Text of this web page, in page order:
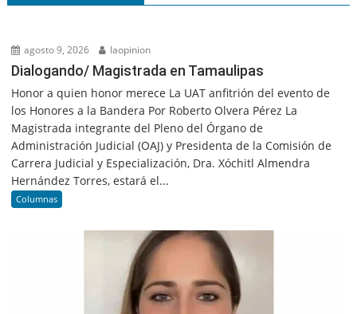
agosto 9, 2026 laopinion
Dialogando/ Magistrada en Tamaulipas
Honor a quien honor merece La UAT anfitrión del evento de
los Honores a la Bandera Por Roberto Olvera Pérez La
Magistrada integrante del Pleno del Órgano de
Administración Judicial (OAJ) y Presidenta de la Comisión de
Carrera Judicial y Especialización, Dra. Xóchitl Almendra
Hernández Torres, estará el...
Columnas